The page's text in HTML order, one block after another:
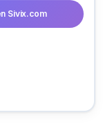
Sivix.com